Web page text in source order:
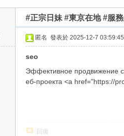
#正宗日妹 #東京在地 #服
匿名 發表於 2025-12-7 03:59:45
seo
Эффективное продвижение
еб-проекта <a href="https://
回復